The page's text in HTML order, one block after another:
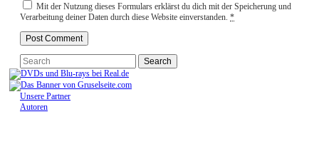
Mit der Nutzung dieses Formulars erklärst du dich mit der Speicherung und
Verarbeitung deiner Daten durch diese Website einverstanden. *
Unsere Partner
Autoren